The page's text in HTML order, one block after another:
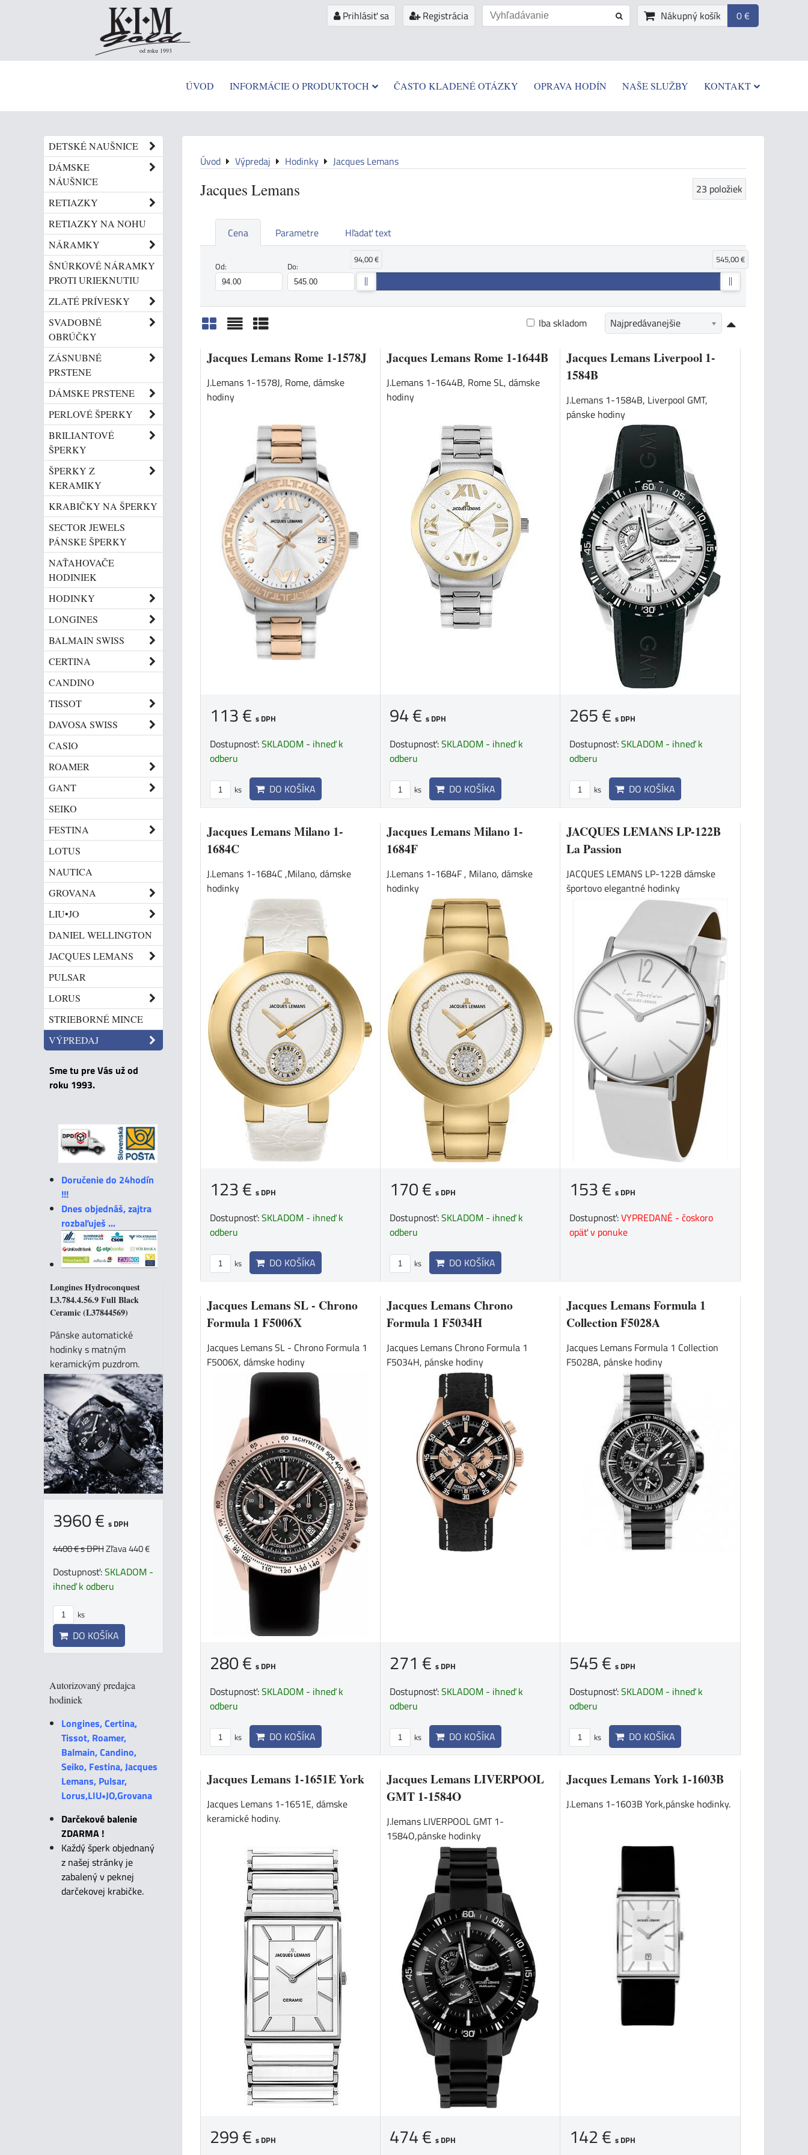
od roku 1993
Prihlásiť sa Registrácia Nákupný košík 0 €
ÚVOD INFORMÁCIE O PRODUKTOCH ČASTO KLADENÉ OTÁZKY OPRAVA HODÍN NAŠE SLUŽBY KONTAKT
Úvod Výpredaj Hodinky Jacques Lemans
Jacques Lemans 23 položiek
Cena Parametre Hľadať text
Od: Do:
94,00 € 545,00 €
Mriežka
Najpredávanejšie
Iba skladom
Jacques Lemans Rome 1-1578J
J.Lemans 1-1578J, Rome, dámske
hodiny
113 € s DPH
Dostupnosť:SKLADOM - ihneď k
odberu
ks DO KOŠÍKA
Jacques Lemans Rome 1-1644B
J.Lemans 1-1644B, Rome SL, dámske
hodiny
94 € s DPH
Dostupnosť:SKLADOM - ihneď k
odberu
ks DO KOŠÍKA
Jacques Lemans Liverpool 1-
1584B
J.Lemans 1-1584B, Liverpool GMT,
pánske hodiny
265 €s DPH
Dostupnosť:SKLADOM - ihneď k
odberu
ks DO KOŠÍKA
Jacques Lemans Milano 1-
1684C
J.Lemans 1-1684C ,Milano, dámske
hodinky
123 € s DPH
Dostupnosť:SKLADOM - ihneď k
odberu
ks DO KOŠÍKA
Jacques Lemans Milano 1-
1684F
J.Lemans 1-1684F , Milano, dámske
hodinky
170 € s DPH
Dostupnosť:SKLADOM - ihneď k
odberu
ks DO KOŠÍKA
JACQUES LEMANS LP-122B
La Passion
JACQUES LEMANS LP-122B dámske
športovo elegantné hodinky
153 €s DPH
Dostupnosť:VYPREDANÉ - čoskoro
opäť v ponuke
Jacques Lemans SL - Chrono
Formula 1 F5006X
Jacques Lemans SL - Chrono Formula 1
F5006X, dámske hodiny
280 € s DPH
Dostupnosť:SKLADOM - ihneď k
odberu
ks DO KOŠÍKA
Jacques Lemans Chrono
Formula 1 F5034H
Jacques Lemans Chrono Formula 1
F5034H, pánske hodiny
271 € s DPH
Dostupnosť:SKLADOM - ihneď k
odberu
ks DO KOŠÍKA
Jacques Lemans Formula 1
Collection F5028A
Jacques Lemans Formula 1 Collection
F5028A, pánske hodiny
545 €s DPH
Dostupnosť:SKLADOM - ihneď k
odberu
ks DO KOŠÍKA
Jacques Lemans 1-1651E York
Jacques Lemans 1-1651E, dámske
keramické hodiny.
299 € s DPH
Jacques Lemans LIVERPOOL
GMT 1-1584O
J.lemans LIVERPOOL GMT 1-
1584O,pánske hodinky
474 € s DPH
Jacques Lemans York 1-1603B
J.Lemans 1-1603B York,pánske hodinky.
142 €s DPH
DETSKÉ NAUŠNICE
DÁMSKE
NÁUŠNICE
RETIAZKY
RETIAZKY NA NOHU
NÁRAMKY
ŠNÚRKOVÉ NÁRAMKY
PROTI URIEKNUTIU
ZLATÉ PRÍVESKY
SVADOBNÉ
OBRÚČKY
ZÁSNUBNÉ
PRSTENE
DÁMSKE PRSTENE
PERLOVÉ ŠPERKY
BRILIANTOVÉ
ŠPERKY
ŠPERKY Z
KERAMIKY
KRABIČKY NA ŠPERKY
SECTOR JEWELS
PÁNSKE ŠPERKY
NAŤAHOVAČE
HODINIEK
HODINKY
LONGINES
BALMAIN SWISS
CERTINA
CANDINO
TISSOT
DAVOSA SWISS
CASIO
ROAMER
GANT
SEIKO
FESTINA
LOTUS
NAUTICA
GROVANA
LIU•JO
DANIEL WELLINGTON
JACQUES LEMANS
PULSAR
LORUS
STRIEBORNÉ MINCE
VÝPREDAJ
Sme tu pre Vás už od
roku 1993.
Doručenie do 24hodín
!!!
Dnes objednáš, zajtra
rozbaľuješ ...
Longines Hydroconquest
L3.784.4.56.9 Full Black
Ceramic (L37844569)
Pánske automatické
hodinky s matným
keramickým puzdrom.
3960 € s DPH
4400 €s DPHZľava 440 €
Dostupnosť:SKLADOM -
ihneď k odberu
ks
DO KOŠÍKA
Autorizovaný predajca
hodiniek
Longines, Certina,
Tissot, Roamer,
Balmain, Candino,
Seiko, Festina, Jacques
Lemans, Pulsar,
Lorus,LIU•JO,Grovana
Darčekové balenie
ZDARMA !
Každý šperk objednaný
z našej stránky je
zabalený v peknej
darčekovej krabičke.